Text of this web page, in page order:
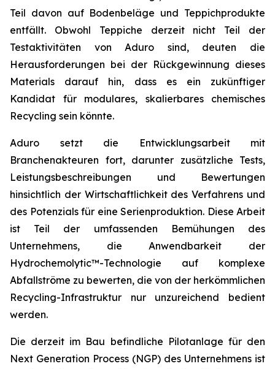
Teil davon auf Bodenbeläge und Teppichprodukte
entfällt. Obwohl Teppiche derzeit nicht Teil der
Testaktivitäten von Aduro sind, deuten die
Herausforderungen bei der Rückgewinnung dieses
Materials darauf hin, dass es ein zukünftiger
Kandidat für modulares, skalierbares chemisches
Recycling sein könnte.
Aduro setzt die Entwicklungsarbeit mit
Branchenakteuren fort, darunter zusätzliche Tests,
Leistungsbeschreibungen und Bewertungen
hinsichtlich der Wirtschaftlichkeit des Verfahrens und
des Potenzials für eine Serienproduktion. Diese Arbeit
ist Teil der umfassenden Bemühungen des
Unternehmens, die Anwendbarkeit der
Hydrochemolytic™-Technologie auf komplexe
Abfallströme zu bewerten, die von der herkömmlichen
Recycling-Infrastruktur nur unzureichend bedient
werden.
Die derzeit im Bau befindliche Pilotanlage für den
Next Generation Process (NGP) des Unternehmens ist